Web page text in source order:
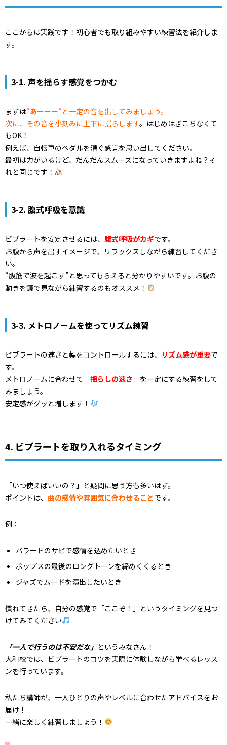
ここからは実践です！初心者でも取り組みやすい練習法を紹介しま
す。
3-1. 声を揺らす感覚をつかむ
まずは“あーーー“と一定の音を出してみましょう。
次に、その音を小刻みに上下に揺らします。はじめはぎこちなくて
もOK！
例えば、自転車のペダルを漕ぐ感覚を思い出してください。
最初は力がいるけど、だんだんスムーズになっていきますよね？そ
れと同じです！
3-2. 腹式呼吸を意識
ビブラートを安定させるには、 腹式呼吸がカギです。
お腹から声を出すイメージで、リラックスしながら練習してくださ
い。
“腹筋で波を起こす”と思ってもらえると分かりやすいです。お腹の
動きを鏡で見ながら練習するのもオススメ！
3-3. メトロノームを使ってリズム練習
ビブラートの速さと幅をコントロールするには、 リズム感が重要で
す。
メトロノームに合わせて「揺らしの速さ 」を一定にする練習をして
みましょう。
安定感がグッと増します！
4. ビブラートを取り入れるタイミング
「いつ使えばいいの？」と疑問に思う方も多いはず。
ポイントは、 曲の感情や雰囲気に合わせることです。
例：
バラードのサビで感情を込めたいとき
ポップスの最後のロングトーンを締めくくるとき
ジャズでムードを演出したいとき
慣れてきたら、自分の感覚で「ここぞ！」というタイミングを見つ
けてみてください
「一人で行うのは不安だな」 というみなさん！
大和校では、ビブラートのコツを実際に体験しながら学べるレッス
ンを行っています。
私たち講師が、一人ひとりの声やレベルに合わせたアドバイスをお
届け！
一緒に楽しく練習しましょう！